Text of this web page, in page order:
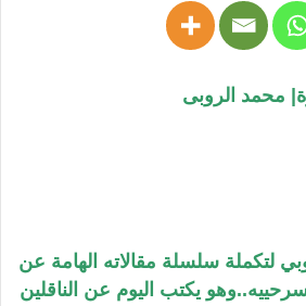
محمد الروبى
لتكملة سلسلة مقالاته الهامة عن
يكتب اليوم عن الناقلين